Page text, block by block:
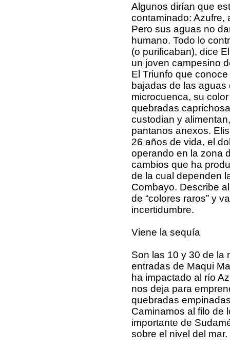
Algunos dirían que
contaminado: Azufre,
Pero sus aguas no
humano. Todo lo
(o purificaban), dice
un joven campesino
El Triunfo que
bajadas de las aguas
microcuenca, su
quebradas
custodian y
pantanos anexos.
26 años de vida, el
operando en la zona
cambios que ha
de la cual dependen
Combayo. Describe
de “colores raros” y
incertidumbre.
Viene la sequía
Son las 10 y 30 de la
entradas de Maqui
ha impactado al río
nos deja para
quebradas
Caminamos al filo de
importante de
sobre el nivel del mar.